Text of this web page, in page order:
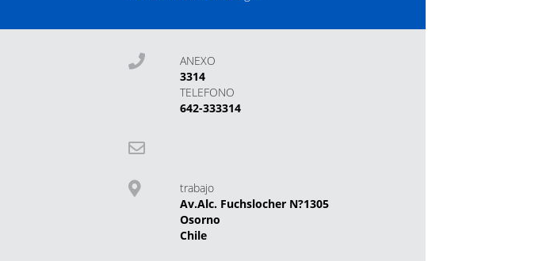
ANEXO
3314
TELEFONO
642-333314
trabajo
Av.Alc. Fuchslocher N?1305
Osorno
Chile